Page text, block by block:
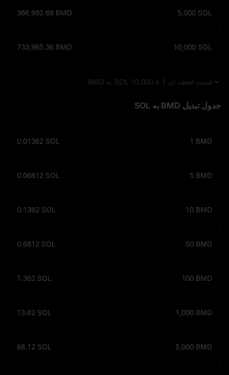
جدول تبدیل BMD به SOL
5,000 SOL
366,992.68 BMD
10,000 SOL
733,985.36 BMD
1 BMD
0.01362 SOL
5 BMD
0.06812 SOL
10 BMD
0.1362 SOL
50 BMD
0.6812 SOL
100 BMD
1.362 SOL
1,000 BMD
13.62 SOL
5,000 BMD
68.12 SOL
قیمت لحظه‌ ای 1 تا 10,000 SOL به BMD